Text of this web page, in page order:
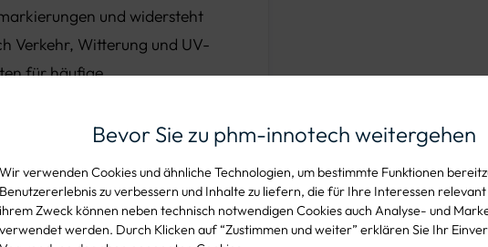
Bevor Sie zu phm-innotech weitergehen
Wir verwenden Cookies und ähnliche Technologien, um bestimmte Funktionen
Benutzererlebnis zu verbessern und Inhalte zu liefern, die für Ihre Interessen relevant
ihrem Zweck können neben technisch notwendigen Cookies auch Analyse- und
verwendet werden. Durch Klicken auf “Zustimmen und weiter” erklären Sie Ihr
und widersteht
Verkehr, Witterung und UV-
für häufige
und die raue
Griffigkeitswerte,
die Sicherheit für alle
für Radfahrer und